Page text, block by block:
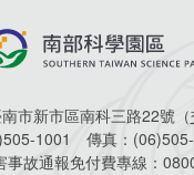
市新市區南科三路22號（
1001 傳真：
故通報免付費專線：